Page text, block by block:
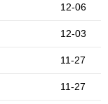
12-06
12-03
11-27
11-27